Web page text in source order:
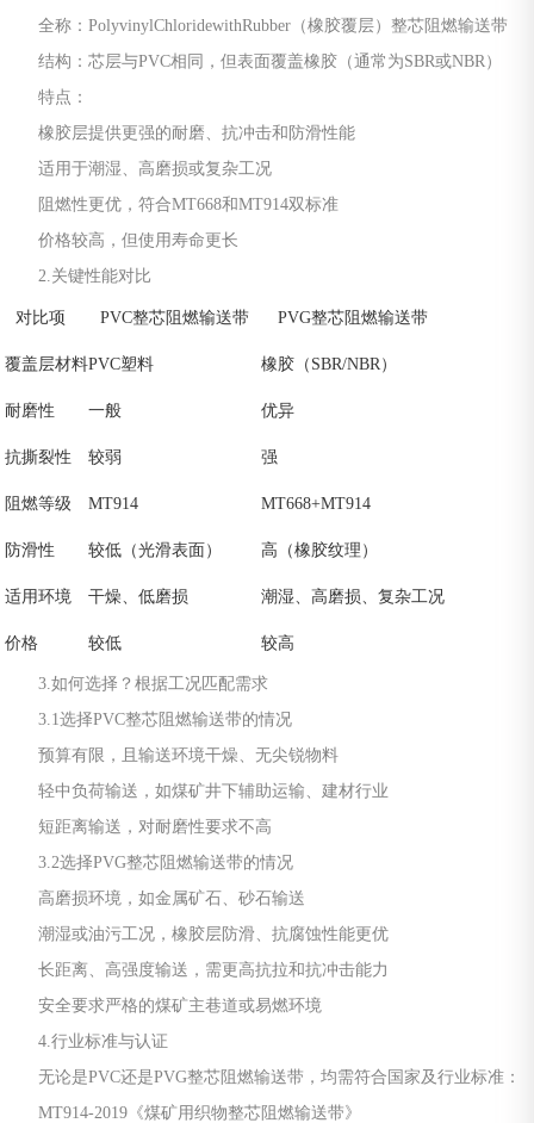
全称：PolyvinylChloridewithRubber（橡胶覆层）整芯阻燃输送带
结构：芯层与PVC相同，但表面覆盖橡胶（通常为SBR或NBR）
特点：
橡胶层提供更强的耐磨、抗冲击和防滑性能
适用于潮湿、高磨损或复杂工况
阻燃性更优，符合MT668和MT914双标准
价格较高，但使用寿命更长
2.关键性能对比
对比项 PVC整芯阻燃输送带 PVG整芯阻燃输送带
覆盖层材料PVC塑料 橡胶（SBR/NBR）
耐磨性 一般 优异
抗撕裂性 较弱 强
阻燃等级 MT914 MT668+MT914
防滑性 较低（光滑表面） 高（橡胶纹理）
适用环境 干燥、低磨损 潮湿、高磨损、复杂工况
价格 较低 较高
3.如何选择？根据工况匹配需求
3.1选择PVC整芯阻燃输送带的情况
预算有限，且输送环境干燥、无尖锐物料
轻中负荷输送，如煤矿井下辅助运输、建材行业
短距离输送，对耐磨性要求不高
3.2选择PVG整芯阻燃输送带的情况
高磨损环境，如金属矿石、砂石输送
潮湿或油污工况，橡胶层防滑、抗腐蚀性能更优
长距离、高强度输送，需更高抗拉和抗冲击能力
安全要求严格的煤矿主巷道或易燃环境
4.行业标准与认证
无论是PVC还是PVG整芯阻燃输送带，均需符合国家及行业标准：
MT914-2019《煤矿用织物整芯阻燃输送带》